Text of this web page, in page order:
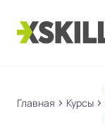
Главная chevron_right Курсы chevron_right